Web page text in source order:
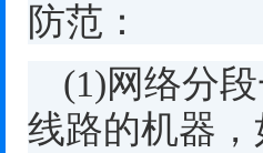
防范：
(1)网络分
线路的机器